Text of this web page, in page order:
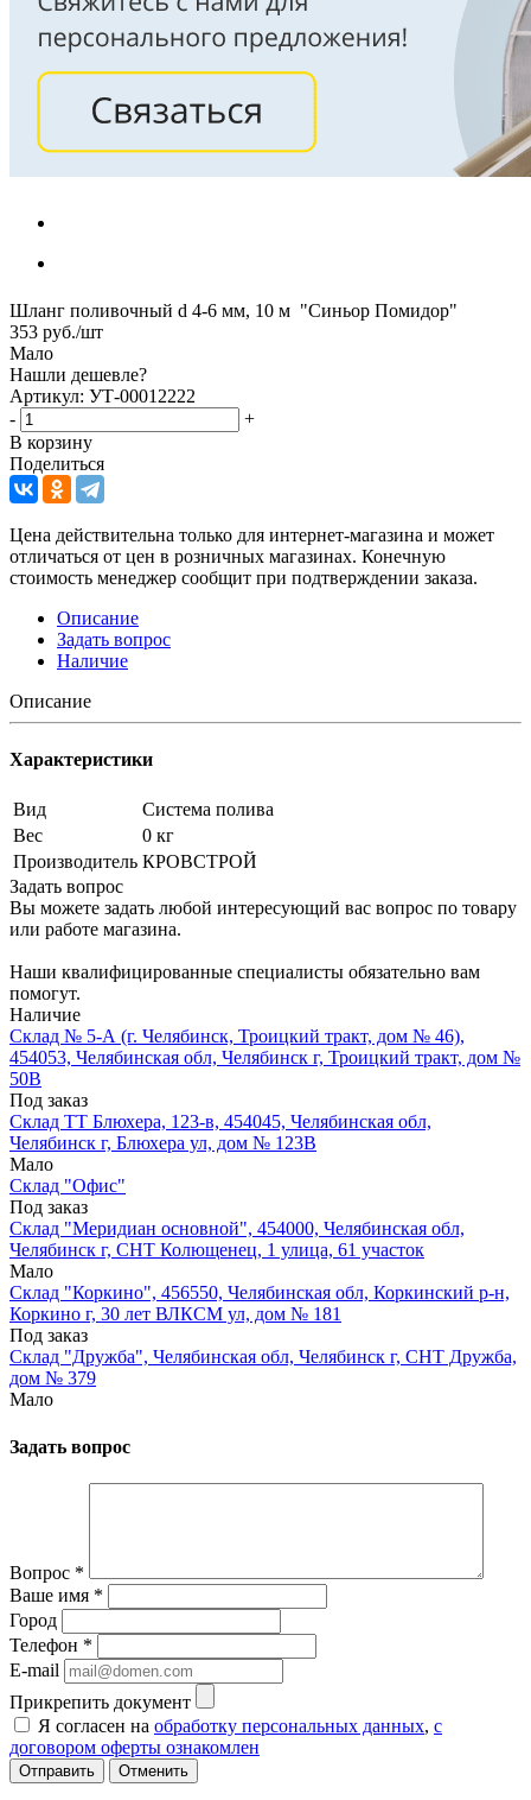
Шланг поливочный d 4-6 мм, 10 м "Синьор Помидор"
353 руб./шт
Мало
Нашли дешевле?
Артикул: УТ-00012222
-
+
В корзину
Поделиться
Цена действительна только для интернет-магазина и может
отличаться от цен в розничных магазинах. Конечную
стоимость менеджер сообщит при подтверждении заказа.
Описание
Задать вопрос
Наличие
Описание
Характеристики
Вид
Система полива
Вес
0 кг
Производитель КРОВСТРОЙ
Задать вопрос
Вы можете задать любой интересующий вас вопрос по товару
или работе магазина.
Наши квалифицированные специалисты обязательно вам
помогут.
Наличие
Склад № 5-А (г. Челябинск, Троицкий тракт, дом № 46),
454053, Челябинская обл, Челябинск г, Троицкий тракт, дом №
50В
Под заказ
Склад ТТ Блюхера, 123-в, 454045, Челябинская обл,
Челябинск г, Блюхера ул, дом № 123В
Мало
Склад "Офис"
Под заказ
Склад "Меридиан основной", 454000, Челябинская обл,
Челябинск г, СНТ Колющенец, 1 улица, 61 участок
Мало
Склад "Коркино", 456550, Челябинская обл, Коркинский р-н,
Коркино г, 30 лет ВЛКСМ ул, дом № 181
Под заказ
Склад "Дружба", Челябинская обл, Челябинск г, СНТ Дружба,
дом № 379
Мало
Задать вопрос
Вопрос *
Ваше имя *
Город
Телефон *
E-mail
Прикрепить документ
Я согласен на обработку персональных данных, с
договором оферты ознакомлен
Отменить